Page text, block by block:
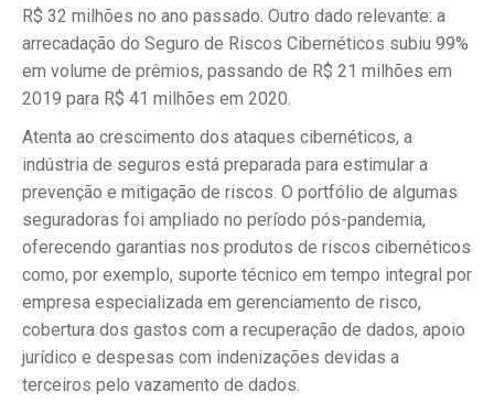
R$ 32 milhões no ano passado. Outro dado relevante: a
arrecadação do Seguro de Riscos Cibernéticos subiu 99%
em volume de prêmios, passando de R$ 21 milhões em
2019 para R$ 41 milhões em 2020.
Atenta ao crescimento dos ataques cibernéticos, a
indústria de seguros está preparada para estimular a
prevenção e mitigação de riscos. O portfólio de algumas
seguradoras foi ampliado no período pós-pandemia,
oferecendo garantias nos produtos de riscos cibernéticos
como, por exemplo, suporte técnico em tempo integral por
empresa especializada em gerenciamento de risco,
cobertura dos gastos com a recuperação de dados, apoio
jurídico e despesas com indenizações devidas a
terceiros pelo vazamento de dados.